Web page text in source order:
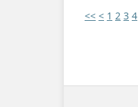
<< < 1 2 3 4